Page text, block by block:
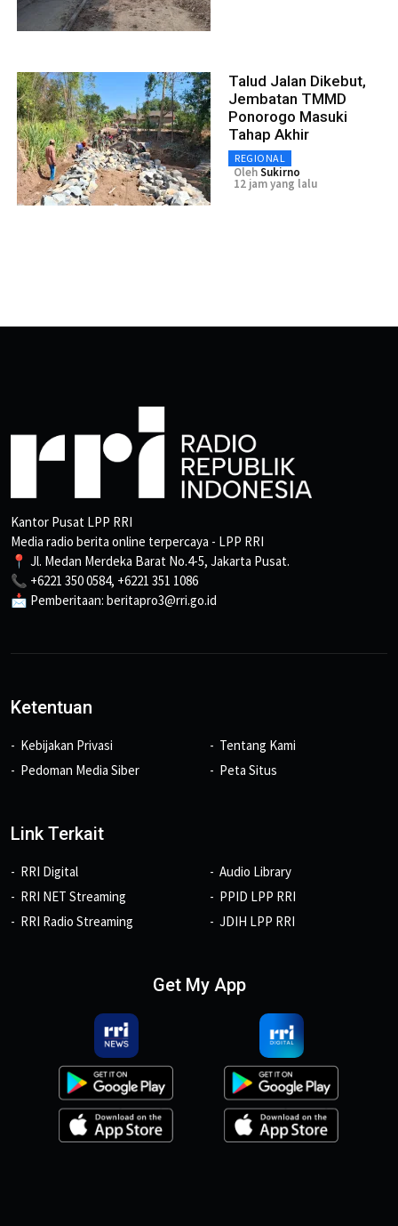
Talud Jalan Dikebut,
Jembatan TMMD
Ponorogo Masuki
Tahap Akhir
REGIONAL
OlehSukirno
12 jam yang lalu
Kantor Pusat LPP RRI
Media radio berita online terpercaya - LPP RRI
📍 Jl. Medan Merdeka Barat No.4-5, Jakarta Pusat.
📞 +6221 350 0584, +6221 351 1086
📩 Pemberitaan: beritapro3@rri.go.id
Ketentuan
Kebijakan Privasi
Pedoman Media Siber
Tentang Kami
Peta Situs
Link Terkait
RRI Digital
RRI NET Streaming
RRI Radio Streaming
Audio Library
PPID LPP RRI
JDIH LPP RRI
Get My App